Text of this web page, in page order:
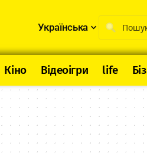
Українська
Кіно Відеоігри life